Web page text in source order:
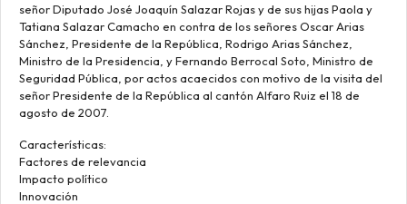
señor Diputado José Joaquín Salazar Rojas y de sus hijas Paola y
Tatiana Salazar Camacho en contra de los señores Oscar Arias
Sánchez, Presidente de la República, Rodrigo Arias Sánchez,
Ministro de la Presidencia, y Fernando Berrocal Soto, Ministro de
Seguridad Pública, por actos acaecidos con motivo de la visita del
señor Presidente de la República al cantón Alfaro Ruiz el 18 de
agosto de 2007.
Características:
Factores de relevancia
Impacto político
Innovación